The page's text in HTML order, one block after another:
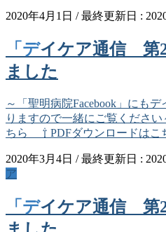
2020年4月1日 / 最終更新日 :
「デイケア通信 第24号」 発行いたし
ました
～「聖明病院Facebook」にも
りますので一緒にご覧くださ
ちら ⇧ PDFダウンロードはこ
2020年3月4日 / 最終更新日 :
ア
「デイケア通信 第23号」 発行いたし